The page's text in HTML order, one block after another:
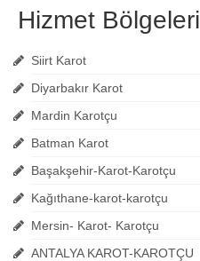
Hizmet Bölgeleri
Siirt Karot
Diyarbakır Karot
Mardin Karotçu
Batman Karot
Başakşehir-Karot-Karotçu
Kağıthane-karot-karotçu
Mersin- Karot- Karotçu
ANTALYA KAROT-KAROTÇU